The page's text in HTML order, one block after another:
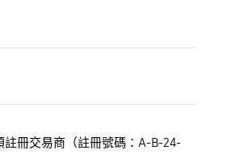
註冊交易商（註冊號碼：A-B-24-